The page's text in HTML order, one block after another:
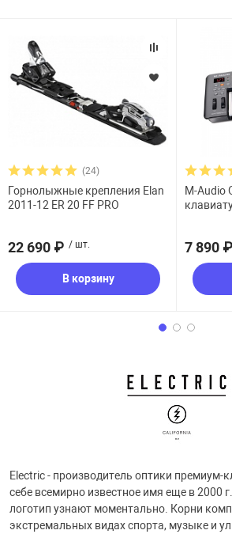
(24)
Горнолыжные крепления Elan
2011-12 ER 20 FF PRO
22 690 ₽ / шт.
В корзину
M-Audio
7 890 ₽
Electric - производитель оптики премиум-
себе всемирно известное имя еще в 2000
логотип узнают моментально. Корни
экстремальных видах спорта, музыке и